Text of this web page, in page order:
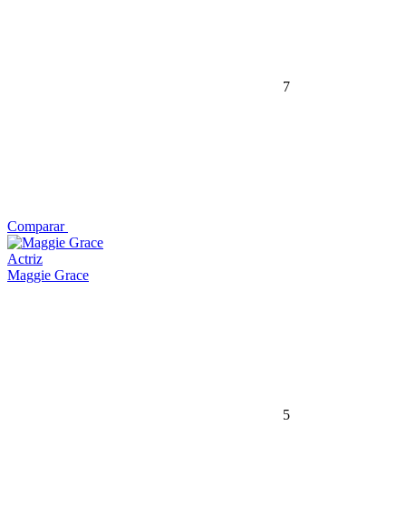
7
Comparar
Actriz
Maggie Grace
5